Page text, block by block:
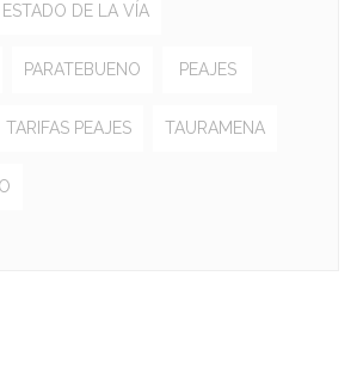
ESTADO DE LA VÍA
PARATEBUENO PEAJES
TARIFAS PEAJES TAURAMENA